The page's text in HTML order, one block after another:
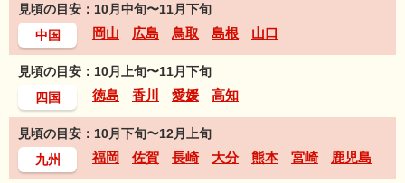
見頃の目安：10月中旬〜11月下旬
中国
岡山 広島 鳥取 島根 山口
見頃の目安：10月上旬〜11月下旬
四国
徳島 香川 愛媛 高知
見頃の目安：10月下旬〜12月上旬
九州
福岡 佐賀 長崎 大分 熊本 宮崎 鹿児島